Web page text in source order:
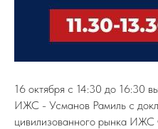
16 октября с 14:30 до 16:30
ИЖС - Усманов Рамиль с
цивилизованного рынка ИЖС